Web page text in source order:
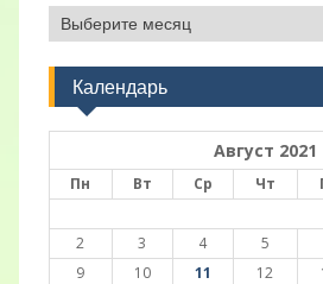
Архивы
Календарь
Август 2021
Пн Вт Ср Чт
2
3 4 5
9
10 11 12